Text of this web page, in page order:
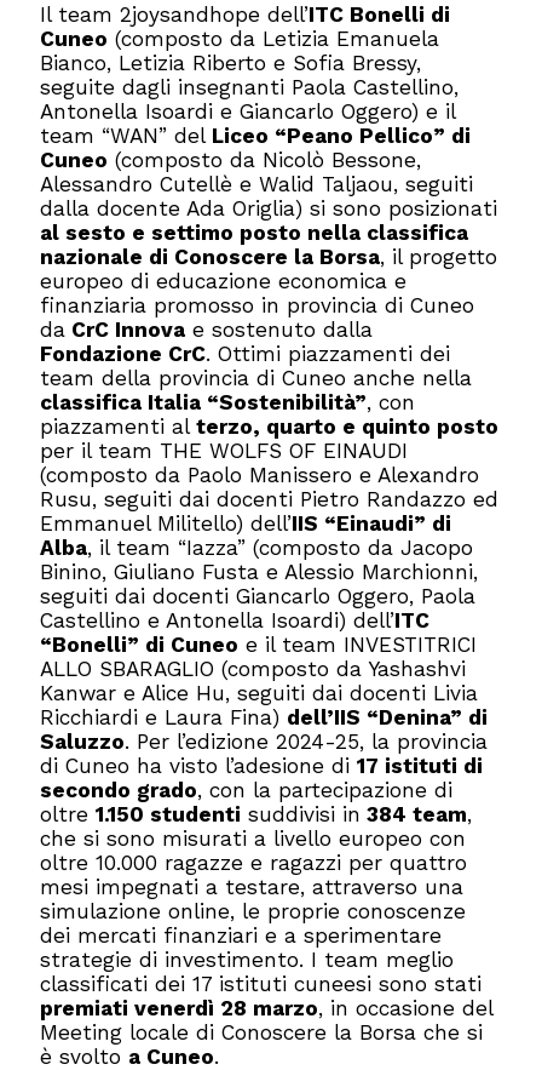
Il team 2joysandhope dell’ITC Bonelli di
Cuneo (composto da Letizia Emanuela
Bianco, Letizia Riberto e Sofia Bressy,
seguite dagli insegnanti Paola Castellino,
Antonella Isoardi e Giancarlo Oggero) e il
team “WAN” del Liceo “Peano Pellico” di
Cuneo (composto da Nicolò Bessone,
Alessandro Cutellè e Walid Taljaou, seguiti
dalla docente Ada Origlia) si sono posizionati
al sesto e settimo posto nella classifica
nazionale di Conoscere la Borsa, il progetto
europeo di educazione economica e
finanziaria promosso in provincia di Cuneo
da CrC Innova e sostenuto dalla
Fondazione CrC. Ottimi piazzamenti dei
team della provincia di Cuneo anche nella
classifica Italia “Sostenibilità”, con
piazzamenti alterzo, quarto e quinto posto
per il team THE WOLFS OF EINAUDI
(composto da Paolo Manissero e Alexandro
Rusu, seguiti dai docenti Pietro Randazzo ed
Emmanuel Militello) dell’IIS “Einaudi” di
Alba, il team “Iazza” (composto da Jacopo
Binino, Giuliano Fusta e Alessio Marchionni,
seguiti dai docenti Giancarlo Oggero, Paola
Castellino e Antonella Isoardi) dell’ITC
“Bonelli” di Cuneo e il team INVESTITRICI
ALLO SBARAGLIO (composto da Yashashvi
Kanwar e Alice Hu, seguiti dai docenti Livia
Ricchiardi e Laura Fina) dell’IIS “Denina” di
Saluzzo. Per l’edizione 2024-25, la provincia
di Cuneo ha visto l’adesione di17 istituti di
secondo grado, con la partecipazione di
oltre1.150 studenti suddivisi in 384 team,
che si sono misurati a livello europeo con
oltre 10.000 ragazze e ragazzi per quattro
mesi impegnati a testare, attraverso una
simulazione online, le proprie conoscenze
dei mercati finanziari e a sperimentare
strategie di investimento. I team meglio
classificati dei 17 istituti cuneesi sono stati
premiati venerdì 28 marzo, in occasione del
Meeting locale di Conoscere la Borsa che si
è svolto a Cuneo.